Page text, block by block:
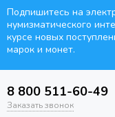
Подпишитесь на
нумизматического
курсе новых
марок и монет.
8 800 511-60-49
Заказать звонок